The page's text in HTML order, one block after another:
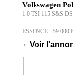
Volkswagen
1.0 TSI 115 S&S
ESSENCE - 59 000
→ Voir